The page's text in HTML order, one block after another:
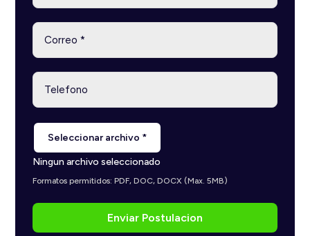
Seleccionar archivo *
Ningun archivo seleccionado
Formatos permitidos: PDF, DOC, DOCX (Max. 5MB)
Enviar Postulacion